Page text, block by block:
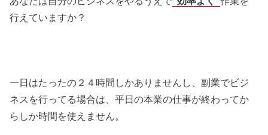
行えていますか？
一日はたったの２４時間しかありませんし、副業でビジ
ネスを行ってる場合は、平日の本業の仕事が終わってか
らしか時間を使えません。